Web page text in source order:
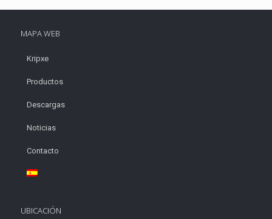
MAPA WEB
Kripxe
Productos
Descargas
Noticias
Contacto
UBICACIÓN